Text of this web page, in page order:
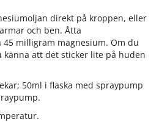
direkt på kroppen, eller
och ben. Åtta
milligram magnesium. Om du
känna att det sticker lite på huden
50ml i flaska med spraypump